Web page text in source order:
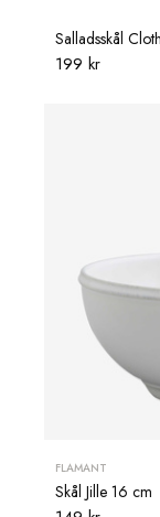
Salladsskål
199 kr
FLAMANT
Skål Jille 16 cm